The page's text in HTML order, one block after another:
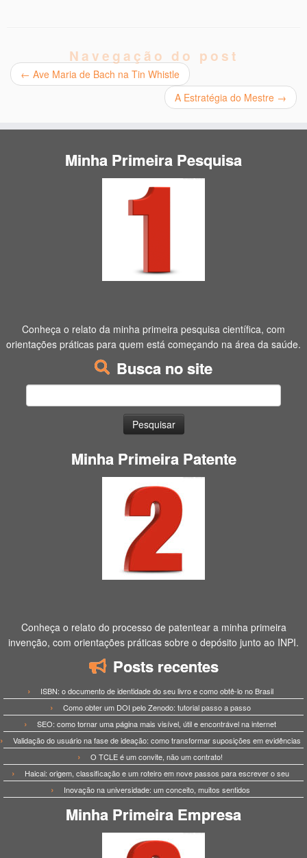
Navegação do post
← Ave Maria de Bach na Tin Whistle
A Estratégia do Mestre →
Minha Primeira Pesquisa
Conheça o relato da minha primeira pesquisa científica, com
orientações práticas para quem está começando na área da saúde.
Busca no site
Pesquisar
Minha Primeira Patente
Conheça o relato do processo de patentear a minha primeira
invenção, com orientações práticas sobre o depósito junto ao INPI.
Posts recentes
ISBN: o documento de identidade do seu livro e como obtê-lo no Brasil
Como obter um DOI pelo Zenodo: tutorial passo a passo
SEO: como tornar uma página mais visível, útil e encontrável na internet
Validação do usuário na fase de ideação: como transformar suposições em evidências
O TCLE é um convite, não um contrato!
Haicai: origem, classificação e um roteiro em nove passos para escrever o seu
Inovação na universidade: um conceito, muitos sentidos
Minha Primeira Empresa